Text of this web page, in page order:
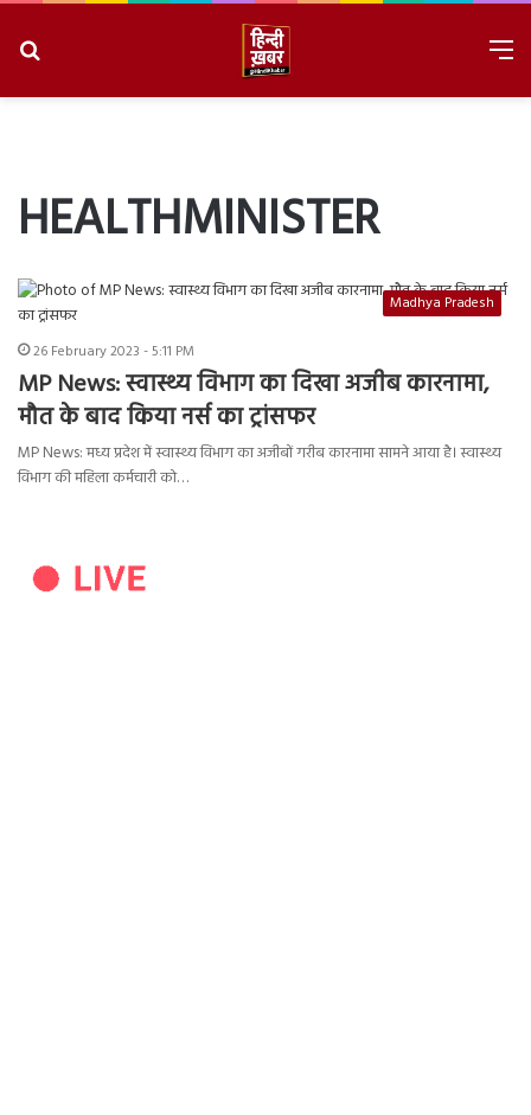
HEALTHMINISTER
Madhya Pradesh
26 February 2023 - 5:11 PM
MP News: स्वास्थ्य विभाग का दिखा अजीब कारनामा,
मौत के बाद किया नर्स का ट्रांसफर
MP News: मध्य प्रदेश में स्वास्थ्य विभाग का अजीबों गरीब कारनामा सामने आया है। स्वास्थ्य
विभाग की महिला कर्मचारी को…